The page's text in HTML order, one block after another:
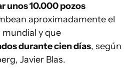
unos 10.000 pozos
aproximadamente el
mundial y que
durante cien días, según
Javier Blas.